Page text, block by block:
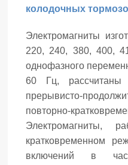
колодочных
Электромагниты
220, 240, 380, 400,
однофазного
60 Гц,
прерывисто-
повторно-
Электромагниты,
кратковременном
включений в